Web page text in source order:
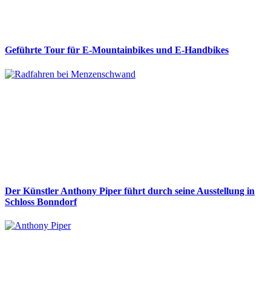
Geführte Tour für E-Mountainbikes und E-Handbikes
Der Künstler Anthony Piper führt durch seine Ausstellung in
Schloss Bonndorf